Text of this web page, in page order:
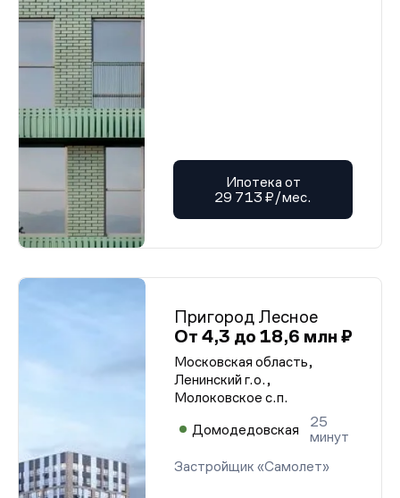
Ипотека от
29 713 ₽/мес.
Пригород Лесное
От 4,3 до 18,6 млн ₽
Московская область,
Ленинский г.о.,
Молоковское с.п.
Домодедовская
25
минут
Застройщик «Самолет»